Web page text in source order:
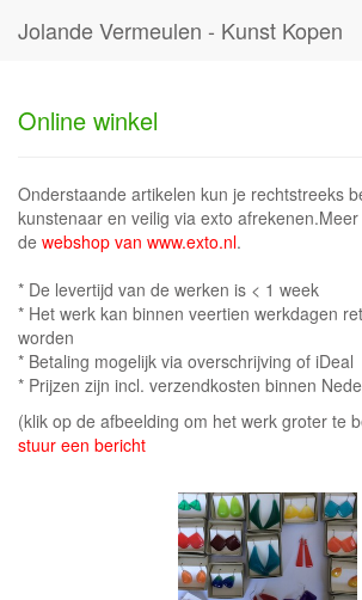
Jolande Vermeulen - Kunst Kopen
Online winkel
Onderstaande artikelen kun je rechtstreeks
kunstenaar en veilig via exto afrekenen.Meer
de webshop van www.exto.nl.
* De levertijd van de werken is < 1 week
* Het werk kan binnen veertien werkdagen
worden
* Betaling mogelijk via overschrijving of iDeal
* Prijzen zijn incl. verzendkosten binnen
(klik op de afbeelding om het werk groter te
stuur een bericht